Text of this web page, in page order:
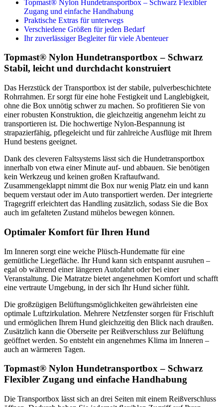
Topmast® Nylon Hundetransportbox – Schwarz Flexibler
Zugang und einfache Handhabung
Praktische Extras für unterwegs
Verschiedene Größen für jeden Bedarf
Ihr zuverlässiger Begleiter für viele Abenteuer
Topmast® Nylon Hundetransportbox – Schwarz
Stabil, leicht und durchdacht konstruiert
Das Herzstück der Transportbox ist der stabile, pulverbeschichtete
Rohrrahmen. Er sorgt für eine hohe Festigkeit und Langlebigkeit,
ohne die Box unnötig schwer zu machen. So profitieren Sie von
einer robusten Konstruktion, die gleichzeitig angenehm leicht zu
transportieren ist. Die hochwertige Nylon-Bespannung ist
strapazierfähig, pflegeleicht und für zahlreiche Ausflüge mit Ihrem
Hund bestens geeignet.
Dank des cleveren Faltsystems lässt sich die Hundetransportbox
innerhalb von etwa einer Minute auf- und abbauen. Sie benötigen
kein Werkzeug und keinen großen Kraftaufwand.
Zusammengeklappt nimmt die Box nur wenig Platz ein und kann
bequem verstaut oder im Auto transportiert werden. Der integrierte
Tragegriff erleichtert das Handling zusätzlich, sodass Sie die Box
auch im gefalteten Zustand mühelos bewegen können.
Optimaler Komfort für Ihren Hund
Im Inneren sorgt eine weiche Plüsch-Hundematte für eine
gemütliche Liegefläche. Ihr Hund kann sich entspannt ausruhen –
egal ob während einer längeren Autofahrt oder bei einer
Veranstaltung. Die Matratze bietet angenehmen Komfort und schafft
eine vertraute Umgebung, in der sich Ihr Hund sicher fühlt.
Die großzügigen Belüftungsmöglichkeiten gewährleisten eine
optimale Luftzirkulation. Mehrere Netzfenster sorgen für Frischluft
und ermöglichen Ihrem Hund gleichzeitig den Blick nach draußen.
Zusätzlich kann die Oberseite per Reißverschluss zur Belüftung
geöffnet werden. So entsteht ein angenehmes Klima im Inneren –
auch an wärmeren Tagen.
Topmast® Nylon Hundetransportbox – Schwarz
Flexibler Zugang und einfache Handhabung
Die Transportbox lässt sich an drei Seiten mit einem Reißverschluss